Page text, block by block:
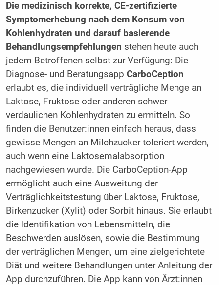
Die medizinisch korrekte, CE-zertifizierte
Symptomerhebung nach dem Konsum von
Kohlenhydraten und darauf basierende
Behandlungsempfehlungen stehen heute auch
jedem Betroffenen selbst zur Verfügung: Die
Diagnose- und Beratungsapp CarboCeption
erlaubt es, die individuell verträgliche Menge an
Laktose, Fruktose oder anderen schwer
verdaulichen Kohlenhydraten zu ermitteln. So
finden die Benutzer:innen einfach heraus, dass
gewisse Mengen an Milchzucker toleriert werden,
auch wenn eine Laktosemalabsorption
nachgewiesen wurde. Die CarboCeption-App
ermöglicht auch eine Ausweitung der
Verträglichkeitstestung über Laktose, Fruktose,
Birkenzucker (Xylit) oder Sorbit hinaus. Sie erlaubt
die Identifikation von Lebensmitteln, die
Beschwerden auslösen, sowie die Bestimmung
der verträglichen Mengen, um eine zielgerichtete
Diät und weitere Behandlungen unter Anleitung der
App durchzuführen. Die App kann von Ärzt:innen